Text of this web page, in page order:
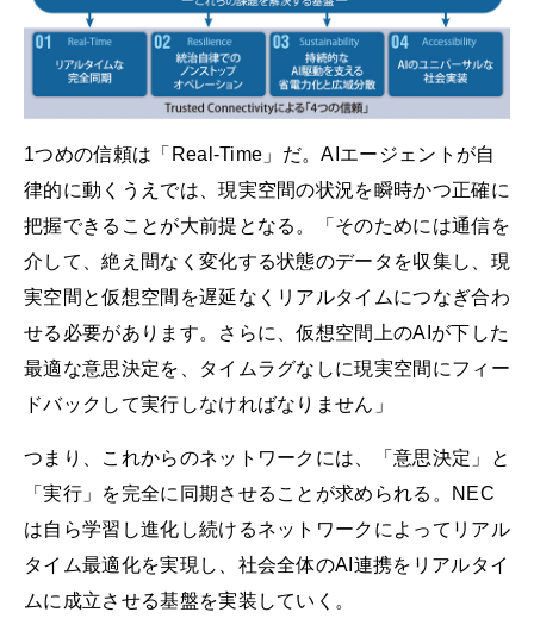
1つめの信頼は「Real-Time」だ。AIエージェントが自
律的に動くうえでは、現実空間の状況を瞬時かつ正確に
把握できることが大前提となる。「そのためには通信を
介して、絶え間なく変化する状態のデータを収集し、現
実空間と仮想空間を遅延なくリアルタイムにつなぎ合わ
せる必要があります。さらに、仮想空間上のAIが下した
最適な意思決定を、タイムラグなしに現実空間にフィー
ドバックして実行しなければなりません」
つまり、これからのネットワークには、「意思決定」と
「実行」を完全に同期させることが求められる。NEC
は自ら学習し進化し続けるネットワークによってリアル
タイム最適化を実現し、社会全体のAI連携をリアルタイ
ムに成立させる基盤を実装していく。